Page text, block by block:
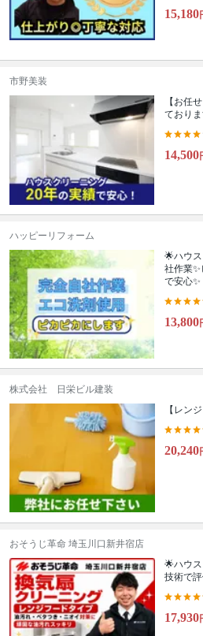
15,180
市野美装
【お任
ておりま
14,500
ハッピーリフォーム
🌟ハウ
社作業
で安心✨
13,800
株式会社 日栄ビル建装
【レン
20,240
おそうじ革命 埼玉川口新井宿店
🌟ハウ
技術で
17,930